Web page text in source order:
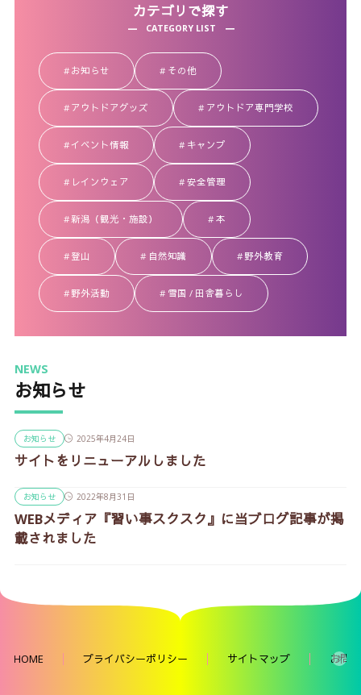
カテゴリで探す
CATEGORY LIST
お知らせ その他
アウトドアグッズ アウトドア専門学校
イベント情報 キャンプ
レインウェア 安全管理
新潟（観光・施設） 本
登山 自然知識 野外教育
野外活動 雪国 / 田舎暮らし
お知らせ
NEWS
お知らせ 2025年4月24日
サイトをリニューアルしました
お知らせ 2022年8月31日
WEBメディア『習い事スクスク』に当ブログ記事が掲
載されました
HOME プライバシーポリシー サイトマップ お問